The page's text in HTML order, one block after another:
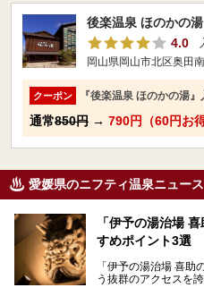
後楽温泉 ほのかの湯
4.0
岡山県岡山市北区奥田
クーポン 『後楽温泉 ほのかの湯
通常850円 → 790円（60円お得
愛媛県のニフティ温泉ニュース
「伊予の湯治場
すめポイント3選
「伊予の湯治場 喜
う抜群のアクセスを